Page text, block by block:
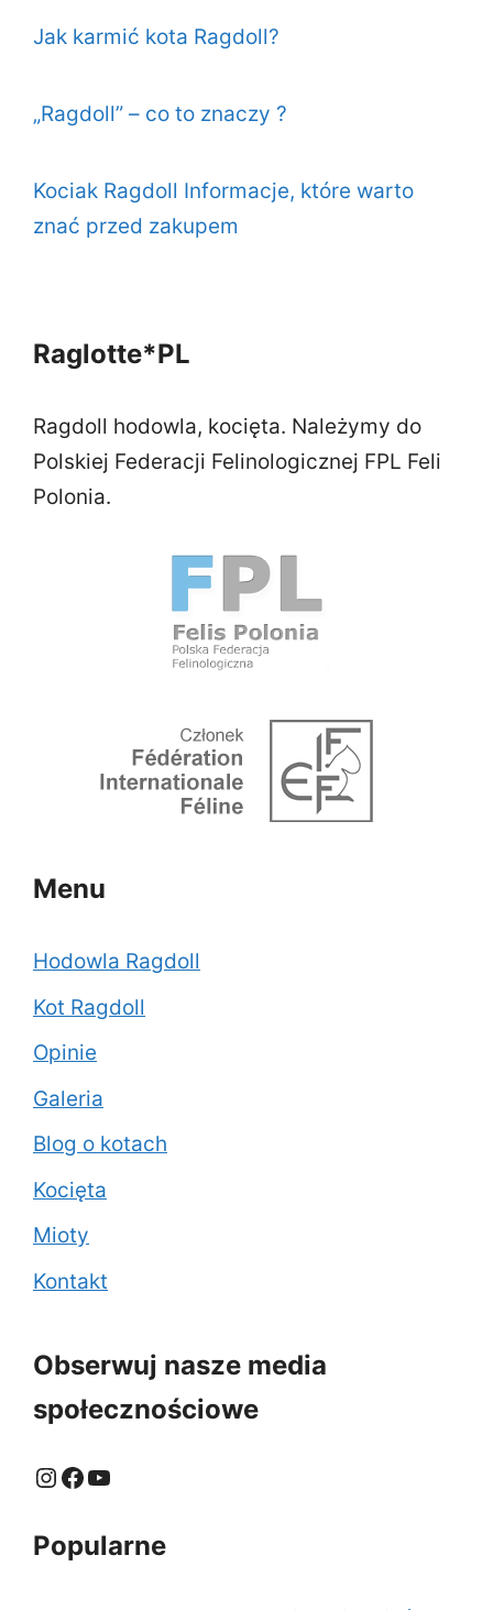
Jak karmić kota Ragdoll?
„Ragdoll” – co to znaczy ?
Kociak Ragdoll Informacje, które warto
znać przed zakupem
Raglotte*PL
Ragdoll hodowla, kocięta. Należymy do
Polskiej Federacji Felinologicznej FPL Feli
Polonia.
Menu
Hodowla Ragdoll
Kot Ragdoll
Opinie
Galeria
Blog o kotach
Kocięta
Mioty
Kontakt
Obserwuj nasze media
społecznościowe
Instagram
Facebook
YouTube
Popularne